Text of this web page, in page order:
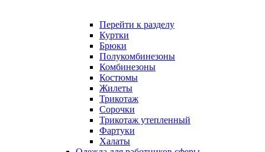
Перейти к разделу
Куртки
Брюки
Полукомбинезоны
Комбинезоны
Костюмы
Жилеты
Трикотаж
Сорочки
Трикотаж утепленный
Фартуки
Халаты